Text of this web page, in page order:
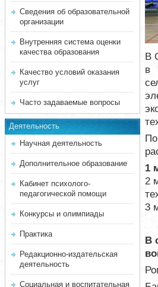
Сведения об образовательной
организации
Внутренняя система оценки
качества образования
Качество условий оказания
услуг
Часто задаваемые вопросы
Деятельность
Научная деятельность
Дополнительное образование
Кабинет психолого-
педагогической помощи
Конкурсы и олимпиады
Практика
Редакционно-издательская
деятельность
Социальная и воспитательная
В
в
1
2
3
В